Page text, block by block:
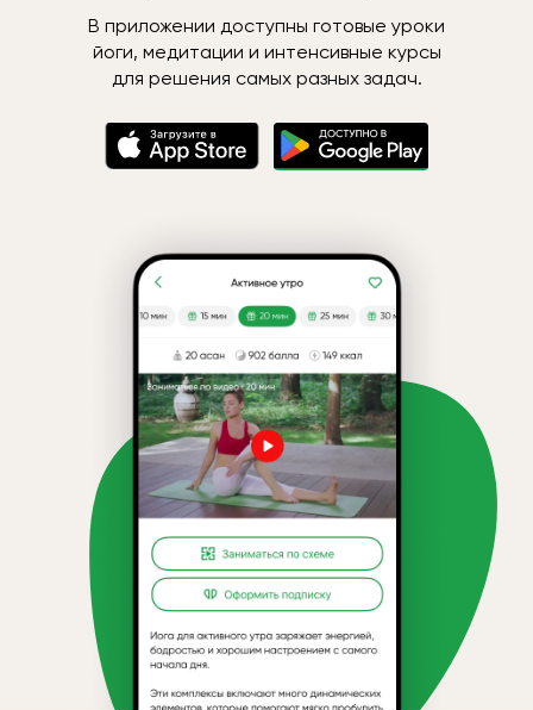
В приложении доступны готовые уроки
йоги, медитации и интенсивные курсы
для решения самых разных задач.